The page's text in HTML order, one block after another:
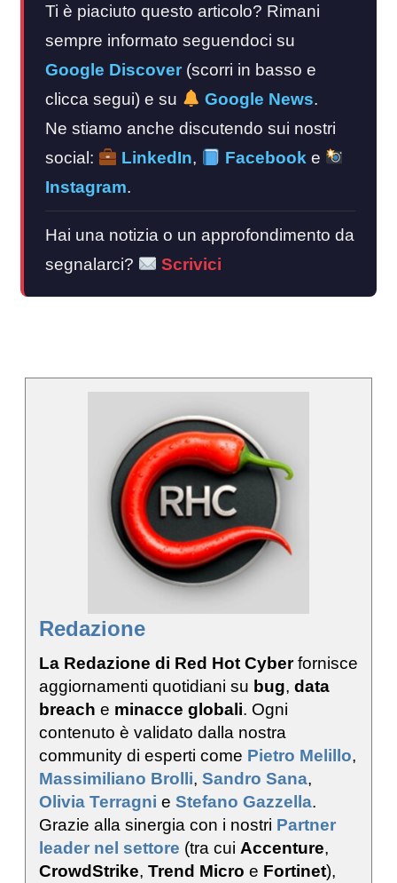
Ti è piaciuto questo articolo? Rimani
sempre informato seguendoci su
Google Discover (scorri in basso e
clicca segui) e su
Google News.
Ne stiamo anche discutendo sui nostri
social:
LinkedIn, Facebook e
Instagram.
Hai una notizia o un approfondimento da
segnalarci?
Scrivici
Redazione
La Redazione di Red Hot Cyberfornisce
aggiornamenti quotidiani su bug, data
breach e minacce globali. Ogni
contenuto è validato dalla nostra
community di esperti come Pietro Melillo,
Massimiliano Brolli, Sandro Sana,
Olivia Terragni e Stefano Gazzella.
Grazie alla sinergia con i nostri Partner
leader nel settore (tra cui Accenture,
CrowdStrike, Trend Micro e Fortinet),